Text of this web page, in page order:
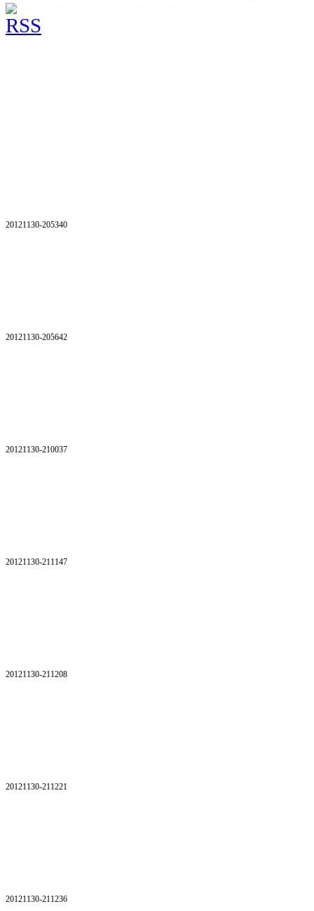
20121130-205340
20121130-205642
20121130-210037
20121130-211147
20121130-211208
20121130-211221
20121130-211236